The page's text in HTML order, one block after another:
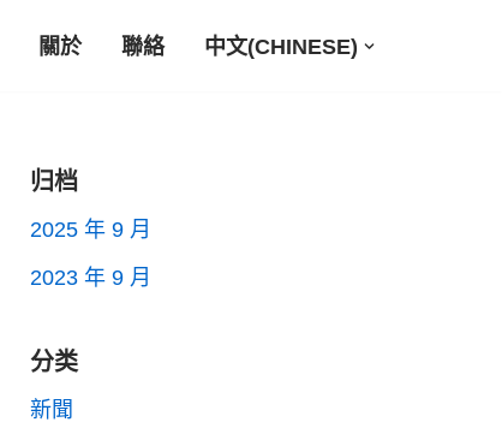
關於 聯絡 中文(CHINESE)
归档
2025 年 9 月
2023 年 9 月
分类
新聞